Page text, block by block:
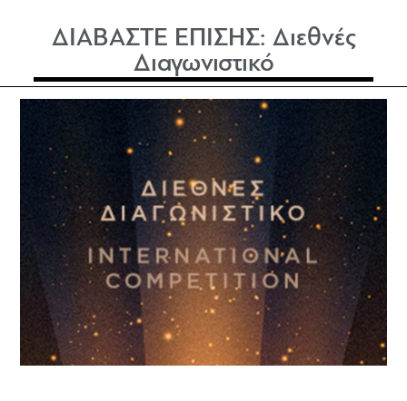
ΔΙΑΒΑΣΤΕ ΕΠΙΣΗΣ: Διεθνές
Διαγωνιστικό